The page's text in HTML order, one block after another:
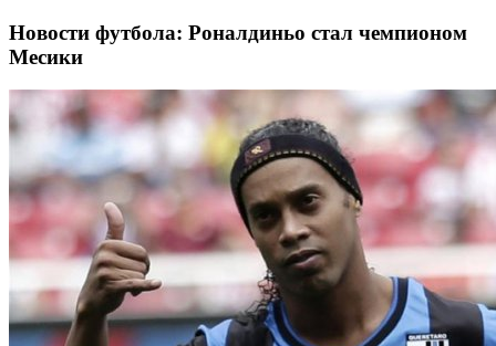
Новости футбола: Роналдиньо стал чемпионом
Месики